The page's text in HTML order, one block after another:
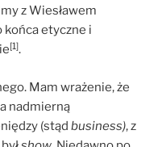
z Wiesławem
końca etyczne i
[1].
Mam wrażenie, że
nadmierną
(stąd business), z